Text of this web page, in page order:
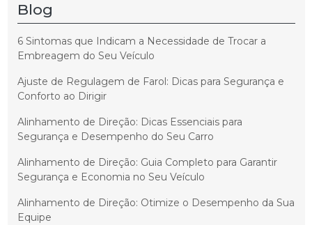
Blog
6 Sintomas que Indicam a Necessidade de Trocar a
Embreagem do Seu Veículo
Ajuste de Regulagem de Farol: Dicas para Segurança e
Conforto ao Dirigir
Alinhamento de Direção: Dicas Essenciais para
Segurança e Desempenho do Seu Carro
Alinhamento de Direção: Guia Completo para Garantir
Segurança e Economia no Seu Veículo
Alinhamento de Direção: Otimize o Desempenho da Sua
Equipe